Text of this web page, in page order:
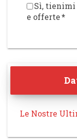
Sì, tienimi
e offerte*
Le Nostre